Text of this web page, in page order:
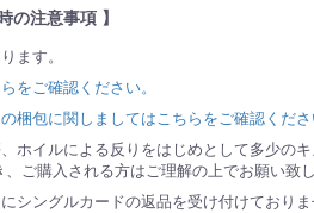
の注意事項 】
ます。
をご確認ください。
梱包に関しましてはこちらをご確認くださ
ホイルによる反りをはじめとして多少の
、ご購入される方はご理解の上でお願い致
シングルカードの返品を受け付けており